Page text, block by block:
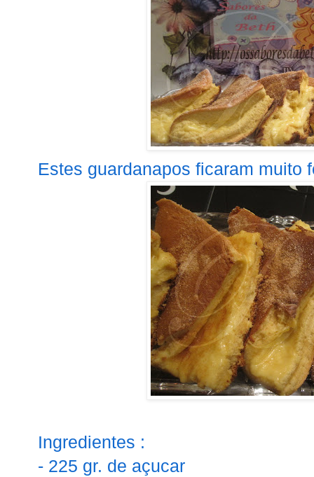
Estes guardanapos ficaram muito
Ingredientes :
- 225 gr. de açucar